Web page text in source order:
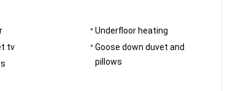
tv
Underfloor heating
Goose down duvet and
pillows